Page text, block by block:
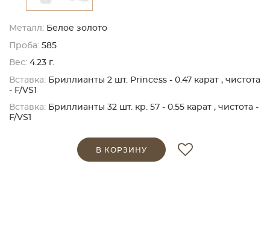
Металл: Белое золото
Проба: 585
Вес: 4.23 г.
Вставка: Бриллианты 2 шт. Princess - 0.47 карат , чистота
- F/VS1
Вставка: Бриллианты 32 шт. кр. 57 - 0.55 карат , чистота -
F/VS1
В КОРЗИНУ